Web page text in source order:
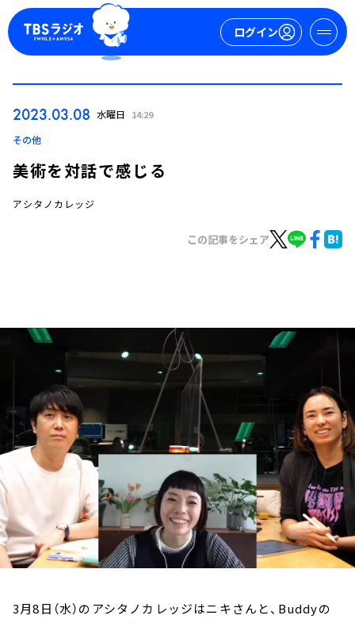
ログイン
トピックス
TBS Podcast
イベント・グッズ
YouTube
会社情報
2023.03.08 水曜日 14:29
その他
美術を対話で感じる
アシタノカレッジ
この記事をシェア
3月8日（水）のアシタノカレッジはニキさんと、Buddyの